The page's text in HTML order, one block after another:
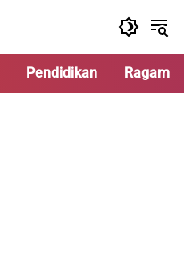
Pendidikan Ragam